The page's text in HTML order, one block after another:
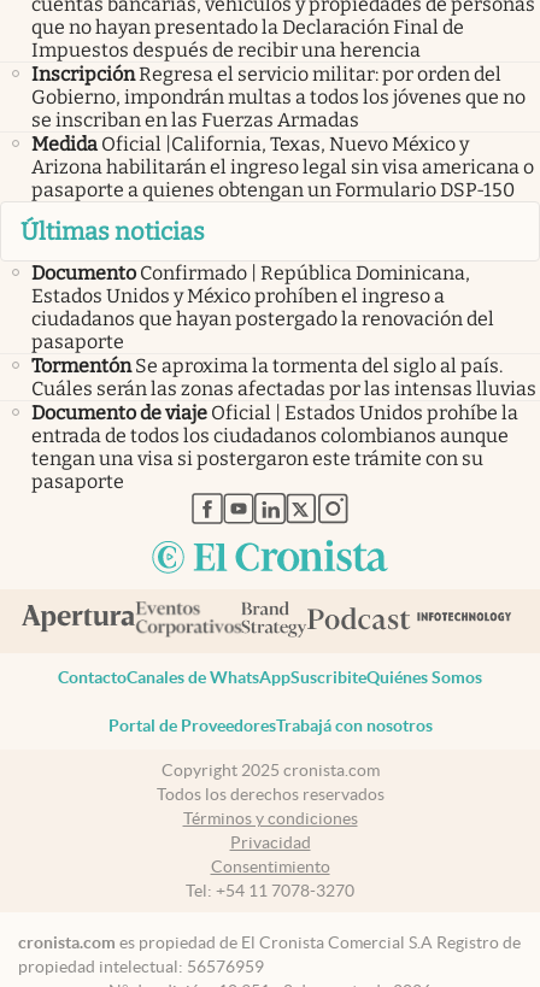
que no hayan presentado la Declaración Final de
Impuestos después de recibir una herencia
InscripciónRegresa el servicio militar: por orden del
Gobierno, impondrán multas a todos los jóvenes que no
se inscriban en las Fuerzas Armadas
Medida Oficial |California, Texas, Nuevo México y
Arizona habilitarán el ingreso legal sin visa americana o
pasaporte a quienes obtengan un Formulario DSP-150
Últimas noticias
Documento Confirmado | República Dominicana,
Estados Unidos y México prohíben el ingreso a
ciudadanos que hayan postergado la renovación del
pasaporte
Tormentón Se aproxima la tormenta del siglo al país.
Cuáles serán las zonas afectadas por las intensas lluvias
Documento de viaje Oficial | Estados Unidos prohíbe la
entrada de todos los ciudadanos colombianos aunque
tengan una visa si postergaron este trámite con su
pasaporte
abre en nueva pestaña
abre en nueva pestaña
abre en nueva pestaña
abre en nueva pestaña
abre en nueva pestaña
ContactoCanales de WhatsAppSuscribiteQuiénes Somos
Portal de ProveedoresTrabajá con nosotros
Copyright 2025 cronista.com
Todos los derechos reservados
Términos y condiciones
Privacidad
Consentimiento
Tel: +54 11 7078-3270
cronista.com es propiedad de El Cronista Comercial S.A Registro de
propiedad intelectual: 56576959